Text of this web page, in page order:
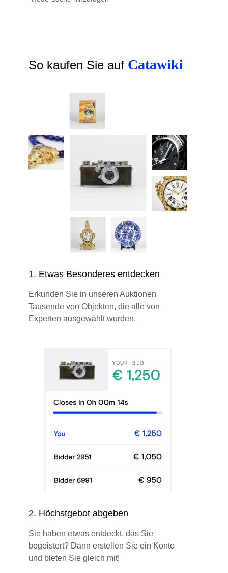
So kaufen Sie auf Catawiki
1. Etwas Besonderes entdecken
Erkunden Sie in unseren Auktionen
Tausende von Objekten, die alle von
Experten ausgewählt wurden.
2. Höchstgebot abgeben
Sie haben etwas entdeckt, das Sie
begeistert? Dann erstellen Sie ein Konto
und bieten Sie gleich mit!